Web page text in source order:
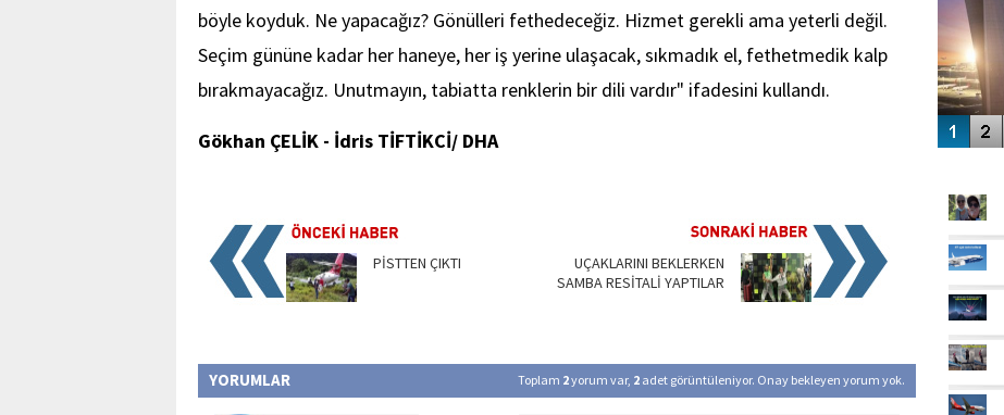
böyle koyduk. Ne yapacağız? Gönülleri fethedeceğiz. Hizmet gerekli ama yeterli değil.
Seçim gününe kadar her haneye, her iş yerine ulaşacak, sıkmadık el, fethetmedik kalp
bırakmayacağız. Unutmayın, tabiatta renklerin bir dili vardır" ifadesini kullandı.
Gökhan ÇELİK - İdris TİFTİKCİ/ DHA
PİSTTEN ÇIKTI
UÇAKLARINI BEKLERKEN
SAMBA RESİTALİ YAPTILAR
YORUMLAR Toplam 2yorum var, 2 adet görüntüleniyor. Onay bekleyen yorum yok.